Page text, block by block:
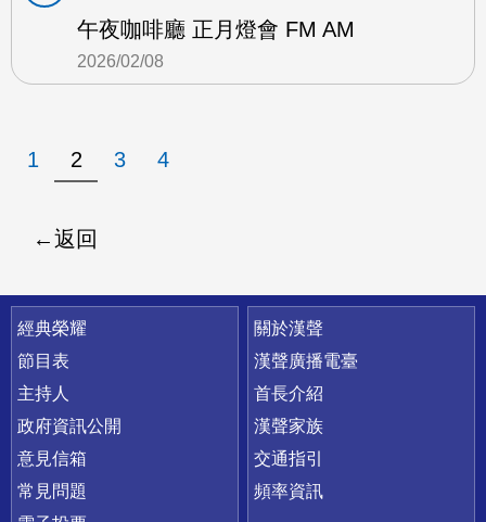
午夜咖啡廳 正月燈會 FM AM
2026/02/08
1 2 3 4
返回
快速連結
經典榮耀
節目表
主持人
政府資訊公開
意見信箱
常見問題
關於漢聲
漢聲廣播電臺
首長介紹
漢聲家族
交通指引
頻率資訊